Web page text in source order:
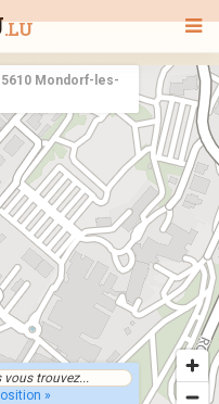
.LU
5610 Mondorf-les-
»